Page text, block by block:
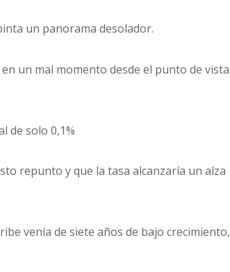
un panorama desolador.
un mal momento desde el punto de vista
de solo 0,1%
repunto y que la tasa alcanzaría un alza
venía de siete años de bajo crecimiento,